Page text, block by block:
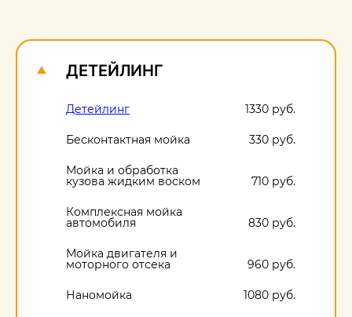
ДЕТЕЙЛИНГ
Детейлинг 1330 руб.
Бесконтактная мойка 330 руб.
Мойка и обработка
кузова жидким воском 710 руб.
Комплексная мойка
автомобиля 830 руб.
Мойка двигателя и
моторного отсека 960 руб.
Наномойка 1080 руб.